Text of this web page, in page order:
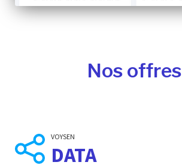
Nos offres
VOYSEN
DATA